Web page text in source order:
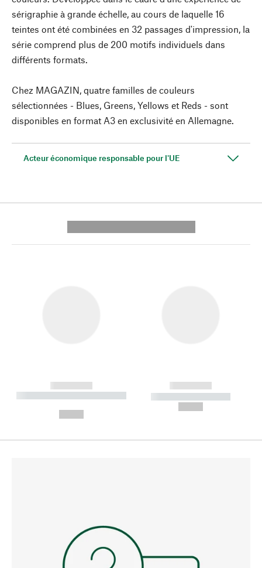
sérigraphie à grande échelle, au cours de laquelle 16
teintes ont été combinées en 32 passages d'impression, la
série comprend plus de 200 motifs individuels dans
différents formats.
Chez MAGAZIN, quatre familles de couleurs
sélectionnées - Blues, Greens, Yellows et Reds - sont
disponibles en format A3 en exclusivité en Allemagne.
Acteur économique responsable pour l'UE
------------
----------- ----------- --------
------------
----------- -----------